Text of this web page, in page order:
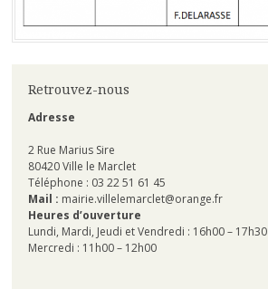
Retrouvez-nous
Adresse
2 Rue Marius Sire
80420 Ville le Marclet
Téléphone : 03 22 51 61 45
Mail : mairie.villelemarclet@orange.fr
Heures d’ouverture
Lundi, Mardi, Jeudi et Vendredi : 16h00 – 17h30
Mercredi : 11h00 – 12h00